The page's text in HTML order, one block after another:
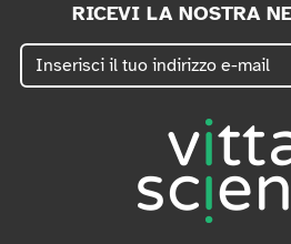
RICEVI LA NOSTRA